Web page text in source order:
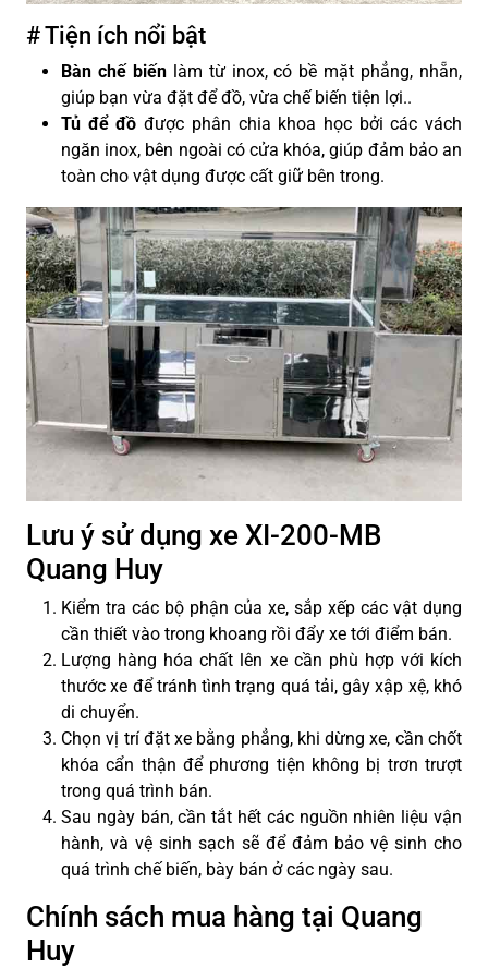
# Tiện ích nổi bật
Bàn chế biếnlàm từ inox, có bề mặt phẳng, nhẵn,
giúp bạn vừa đặt để đồ, vừa chế biến tiện lợi..
Tủ để đồđược phân chia khoa học bởi các vách
ngăn inox, bên ngoài có cửa khóa, giúp đảm bảo an
toàn cho vật dụng được cất giữ bên trong.
Lưu ý sử dụng xe XI-200-MB
Quang Huy
Kiểm tra các bộ phận của xe, sắp xếp các vật dụng
cần thiết vào trong khoang rồi đẩy xe tới điểm bán.
Lượng hàng hóa chất lên xe cần phù hợp với kích
thước xe để tránh tình trạng quá tải, gây xập xệ, khó
di chuyển.
Chọn vị trí đặt xe bằng phẳng, khi dừng xe, cần chốt
khóa cẩn thận để phương tiện không bị trơn trượt
trong quá trình bán.
Sau ngày bán, cần tắt hết các nguồn nhiên liệu vận
hành, và vệ sinh sạch sẽ để đảm bảo vệ sinh cho
quá trình chế biến, bày bán ở các ngày sau.
Chính sách mua hàng tại Quang
Huy